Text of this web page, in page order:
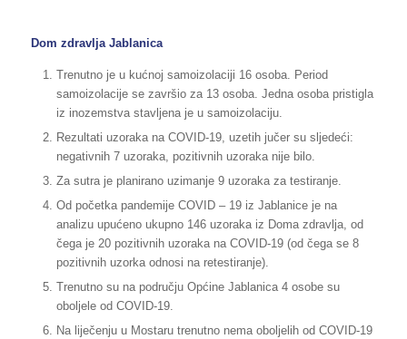
Dom zdravlja Jablanica
Trenutno je u kućnoj samoizolaciji 16 osoba. Period
samoizolacije se završio za 13 osoba. Jedna osoba pristigla
iz inozemstva stavljena je u samoizolaciju.
Rezultati uzoraka na COVID-19, uzetih jučer su sljedeći:
negativnih 7 uzoraka, pozitivnih uzoraka nije bilo.
Za sutra je planirano uzimanje 9 uzoraka za testiranje.
Od početka pandemije COVID – 19 iz Jablanice je na
analizu upućeno ukupno 146 uzoraka iz Doma zdravlja, od
čega je 20 pozitivnih uzoraka na COVID-19 (od čega se 8
pozitivnih uzorka odnosi na retestiranje).
Trenutno su na području Općine Jablanica 4 osobe su
oboljele od COVID-19.
Na liječenju u Mostaru trenutno nema oboljelih od COVID-19